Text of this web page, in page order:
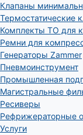
Клапаны
Термостатические
Комплекты ТО для
Ремни для
Генераторы Zammer
Пневмоинструмент
Промышленная
Магистральные
Ресиверы
Рефрижераторные
Услуги